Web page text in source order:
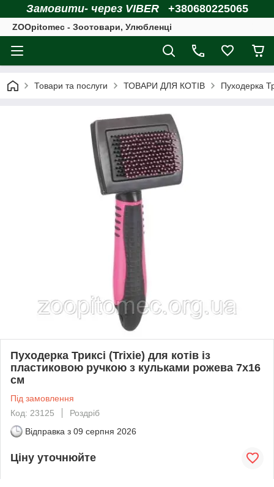
Замовити- через VIBER +380680225065
ZOOpitomec - Зоотовари, Улюбленці
Товари та послуги ТОВАРИ ДЛЯ КОТІВ Пуходерка
Пуходерка Триксі (Trixie) для котів із
пластиковою ручкою з кульками рожева 7x16
см
Під замовлення
Код: 23125
Роздріб
Відправка з 09 серпня 2026
Ціну уточнюйте